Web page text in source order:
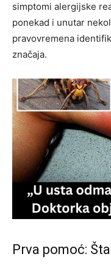
simptomi alergijske
ponekad i unutar
pravovremena
značaja.
Prva pomoć: